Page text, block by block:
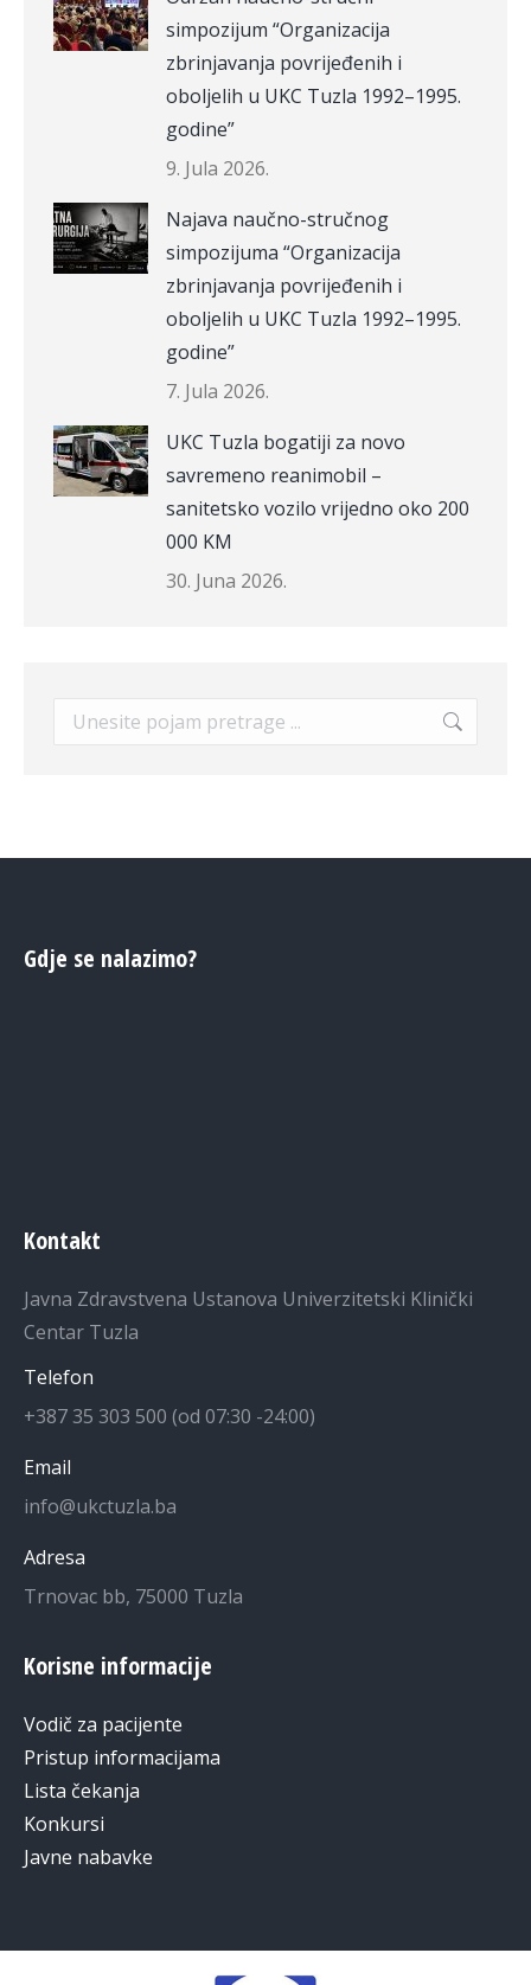
simpozijum “Organizacija
zbrinjavanja povrijeđenih i
oboljelih u UKC Tuzla 1992–1995.
godine”
9. Jula 2026.
Najava naučno-stručnog
simpozijuma “Organizacija
zbrinjavanja povrijeđenih i
oboljelih u UKC Tuzla 1992–1995.
godine”
7. Jula 2026.
UKC Tuzla bogatiji za novo
savremeno reanimobil –
sanitetsko vozilo vrijedno oko 200
000 KM
30. Juna 2026.
Search:
Gdje se nalazimo?
Kontakt
Javna Zdravstvena Ustanova Univerzitetski Klinički
Centar Tuzla
Telefon
+387 35 303 500 (od 07:30 -24:00)
Email
info@ukctuzla.ba
Adresa
Trnovac bb, 75000 Tuzla
Korisne informacije
Vodič za pacijente
Pristup informacijama
Lista čekanja
Konkursi
Javne nabavke